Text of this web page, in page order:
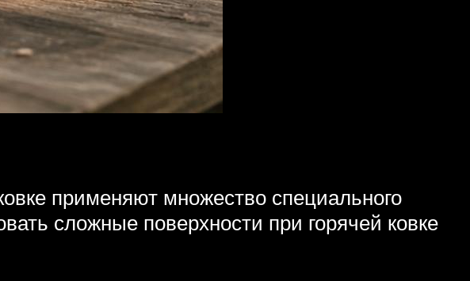
применяют множество специального
сложные поверхности при горячей ковке